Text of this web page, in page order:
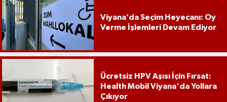
Viyana’da Seçim Heyecanı: Oy
Verme İşlemleri Devam Ediyor
Ücretsiz HPV Aşısı İçin Fırsat:
Health Mobil Viyana'da Yollara
Çıkıyor